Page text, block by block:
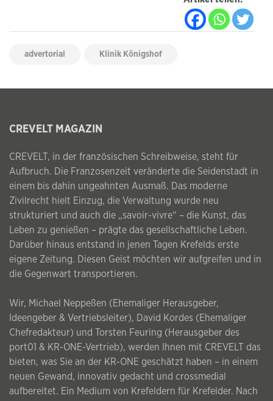
advertorial Klinik Königshof
CREVELT MAGAZIN
CREVELT, in der französischen Schreibweise, steht für
Aufbruch. Die Franzosenzeit veränderte die Seidenstadt in
einem bis dahin ungeahnten Ausmaß. Das moderne
Zivilrecht hielt Einzug, die Verwaltung wurde neu
strukturiert und auch die „savoir-vivre“ – die Kunst, das
Leben zu genießen – prägte das gesellschaftliche Leben.
Darüber hinaus entstand in jenen Tagen Krefelds erste
eigene Zeitung. Diesen Geist möchten wir aufgreifen und in
die Gegenwart transportieren.
Wir, Michael Neppeßen (Ehemaliger Herausgeber,
Ideengeber & Vertriebsleiter), David Kordes (Ehemaliger
Chefredakteur) und Torsten Feuring (Herausgeber des
port01 & KR-ONE-Vertrieb), werden Ihnen mit CREVELT das
bieten, was Sie an der KR-ONE geschätzt haben – in einem
neuen Gewand, innovativ gedacht und crossmedial
aufbereitet. Ein Medium von Krefeldern für Krefelder. Nach